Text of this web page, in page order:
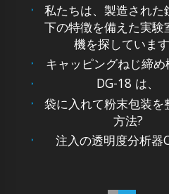
私たちは、製造された
下の特徴を備えた実験
機を探しています
キャッピングねじ締め
DG-18 は、
袋に入れて粉末包装を
方法?
注入の透明度分析器